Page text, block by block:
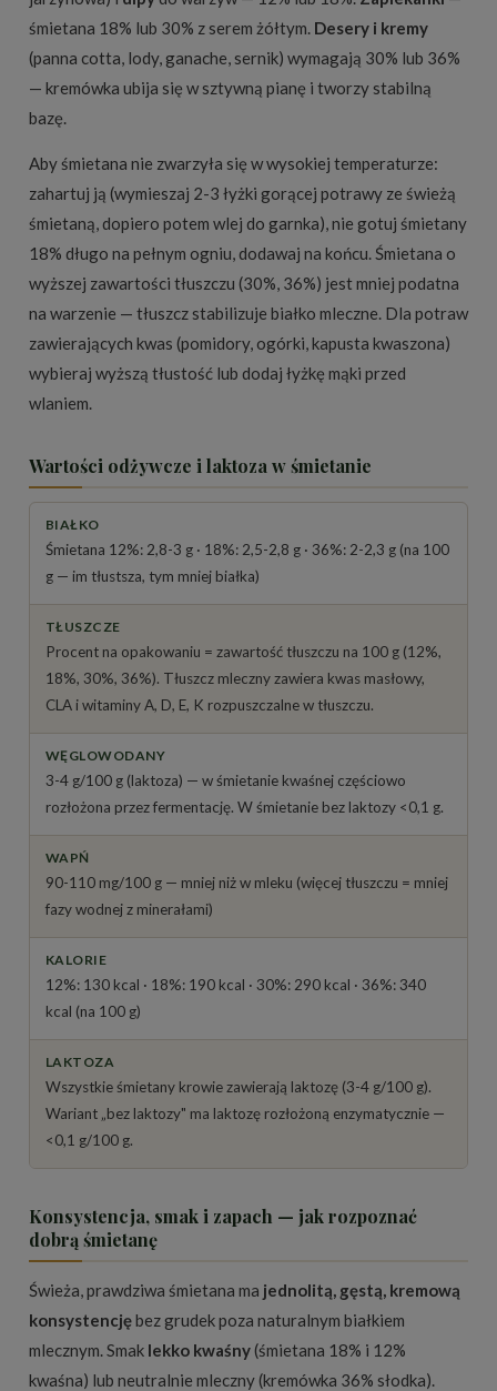
śmietana 18% lub 30% z serem żółtym. Desery i kremy
(panna cotta, lody, ganache, sernik) wymagają 30% lub 36%
— kremówka ubija się w sztywną pianę i tworzy stabilną
bazę.
Aby śmietana nie zwarzyła się w wysokiej temperaturze:
zahartuj ją (wymieszaj 2-3 łyżki gorącej potrawy ze świeżą
śmietaną, dopiero potem wlej do garnka), nie gotuj śmietany
18% długo na pełnym ogniu, dodawaj na końcu. Śmietana o
wyższej zawartości tłuszczu (30%, 36%) jest mniej podatna
na warzenie — tłuszcz stabilizuje białko mleczne. Dla potraw
zawierających kwas (pomidory, ogórki, kapusta kwaszona)
wybieraj wyższą tłustość lub dodaj łyżkę mąki przed
wlaniem.
Wartości odżywcze i laktoza w śmietanie
BIAŁKO
Śmietana 12%: 2,8-3 g · 18%: 2,5-2,8 g · 36%: 2-2,3 g (na 100
g — im tłustsza, tym mniej białka)
TŁUSZCZE
Procent na opakowaniu = zawartość tłuszczu na 100 g (12%,
18%, 30%, 36%). Tłuszcz mleczny zawiera kwas masłowy,
CLA i witaminy A, D, E, K rozpuszczalne w tłuszczu.
WĘGLOWODANY
3-4 g/100 g (laktoza) — w śmietanie kwaśnej częściowo
rozłożona przez fermentację. W śmietanie bez laktozy <0,1 g.
WAPŃ
90-110 mg/100 g — mniej niż w mleku (więcej tłuszczu = mniej
fazy wodnej z minerałami)
KALORIE
12%: 130 kcal · 18%: 190 kcal · 30%: 290 kcal · 36%: 340
kcal (na 100 g)
LAKTOZA
Wszystkie śmietany krowie zawierają laktozę (3-4 g/100 g).
Wariant „bez laktozy" ma laktozę rozłożoną enzymatycznie —
<0,1 g/100 g.
Konsystencja, smak i zapach — jak rozpoznać
dobrą śmietanę
Świeża, prawdziwa śmietana ma jednolitą, gęstą, kremową
konsystencjębez grudek poza naturalnym białkiem
mlecznym. Smak lekko kwaśny(śmietana 18% i 12%
kwaśna) lub neutralnie mleczny (kremówka 36% słodka).